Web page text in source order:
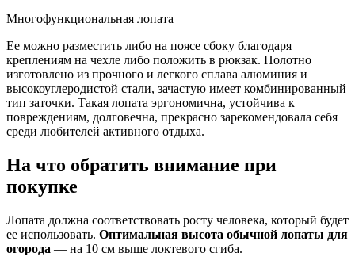
Многофункциональная лопата
Ее можно разместить либо на поясе сбоку благодаря
креплениям на чехле либо положить в рюкзак. Полотно
изготовлено из прочного и легкого сплава алюминия и
высокоуглеродистой стали, зачастую имеет комбинированный
тип заточки. Такая лопата эргономична, устойчива к
повреждениям, долговечна, прекрасно зарекомендовала себя
среди любителей активного отдыха.
На что обратить внимание при
покупке
Лопата должна соответствовать росту человека, который будет
ее использовать. Оптимальная высота обычной лопаты для
огорода — на 10 см выше локтевого сгиба.